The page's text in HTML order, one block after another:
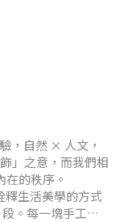
。
，自然 × 人文，
」之意，而我們相
的秩序。
生活美學的方式
。每一塊手工